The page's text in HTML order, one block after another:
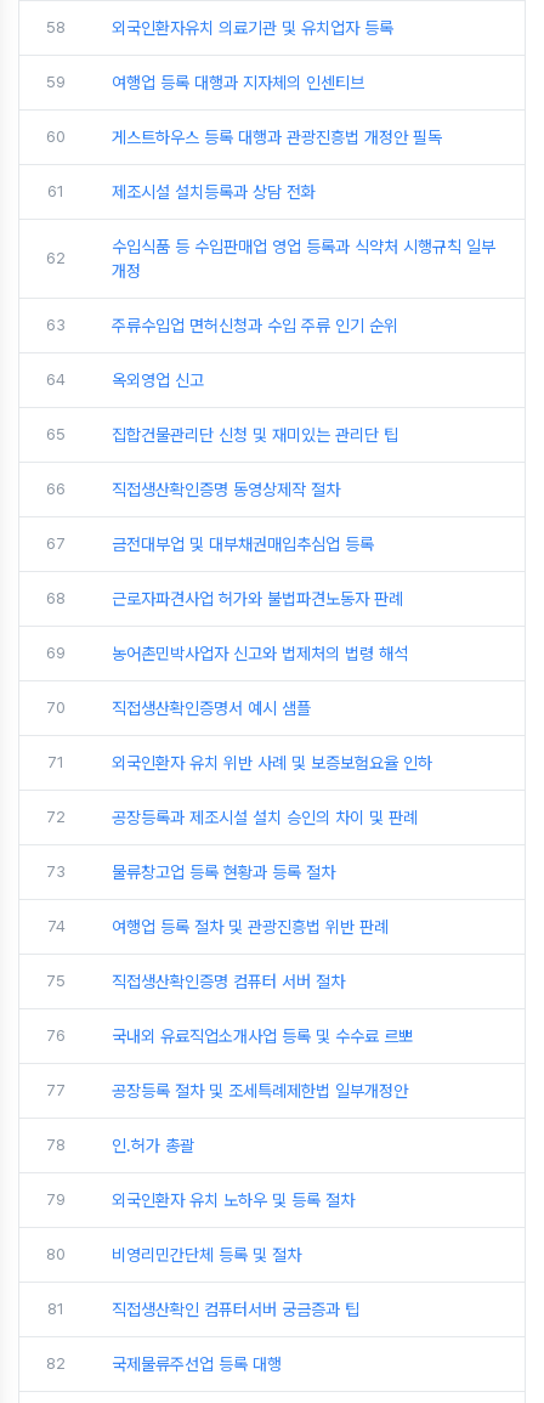
58 외국인환자유치 의료기관 및 유치업자 등록
59 여행업 등록 대행과 지자체의 인센티브
60 게스트하우스 등록 대행과 관광진흥법 개정안 필독
61 제조시설 설치등록과 상담 전화
62
수입식품 등 수입판매업 영업 등록과 식약처 시행규칙 일부
개정
63 주류수입업 면허신청과 수입 주류 인기 순위
64 옥외영업 신고
65 집합건물관리단 신청 및 재미있는 관리단 팁
66 직접생산확인증명 동영상제작 절차
67 금전대부업 및 대부채권매입추심업 등록
68 근로자파견사업 허가와 불법파견노동자 판례
69 농어촌민박사업자 신고와 법제처의 법령 해석
70 직접생산확인증명서 예시 샘플
71 외국인환자 유치 위반 사례 및 보증보험요율 인하
72 공장등록과 제조시설 설치 승인의 차이 및 판례
73 물류창고업 등록 현황과 등록 절차
74 여행업 등록 절차 및 관광진흥법 위반 판례
75 직접생산확인증명 컴퓨터 서버 절차
76 국내외 유료직업소개사업 등록 및 수수료 르뽀
77 공장등록 절차 및 조세특례제한법 일부개정안
78 인.허가 총괄
79 외국인환자 유치 노하우 및 등록 절차
80 비영리민간단체 등록 및 절차
81 직접생산확인 컴퓨터서버 궁금증과 팁
82 국제물류주선업 등록 대행